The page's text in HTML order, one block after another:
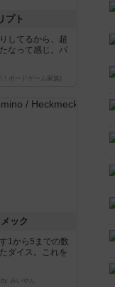
プト
してるから、超
なって感じ。パ
ボードゲーム家族)
ック
1から5までの数
ダイス。これを
by みいやん